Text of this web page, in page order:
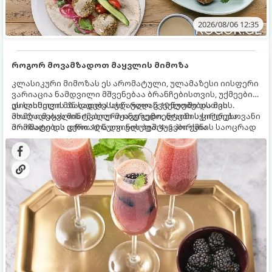
2026/08/06 12:35
როგორ მოვამზადოთ მაყვლის მიმოზა
კლასიკური მიმოზას ეს არომატული, ულამაზესი იისფერი
ვარიაცია ნამდვილი მშვენებაა ბრანჩებისთვის, უქმეების
დილისთვის ან სადღესასწაულო წვეულებებისთვის.
ახალი მაყვლის ტკბილ-მჟავე გემო, ლაიმის ციტრუსოვანი
არომატი და ცქრიალა ღვინის ბუშტუკები ქმნის საოცრად
დახვეწილ და მაგრილებელ კოქტეილს.
ეს სასმელი მზადდება სულ რაღაც 10 წუთში და მის
მომზადებას მინიმალური ინგრედიენტები სჭირდება.
მომზადების დრო: 10 წუთი ულუფა: 4–6 პორცია